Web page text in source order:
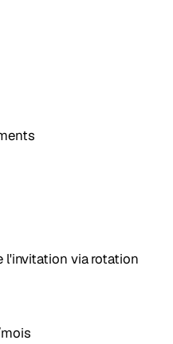
l'invitation via rotation